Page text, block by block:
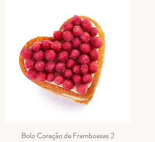
Bolo Coração de Framboesas 2